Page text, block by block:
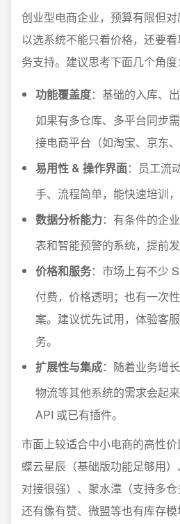
创业型电商企业，预算有限但
以选系统不能只看价格，还要
务支持。建议思考下面几个角度：
功能覆盖度：基础的入库、
如果有多仓库、多平台同步
接电商平台（如淘宝、京东、
易用性 & 操作界面：员工流
手、流程简单，能快速培训
数据分析能力：有条件的企
表和智能预警的系统，提前
价格和服务：市场上有不少
付费，价格透明；也有一次
案。建议优先试用，体验客
务。
扩展性与集成：随着业务增
物流等其他系统的需求会起
API 或已有插件。
市面上较适合中小电商的高性
蝶云星辰（基础版功能足够用
对接很强）、聚水潭（支持多仓
还有像有赞、微盟等也有库存